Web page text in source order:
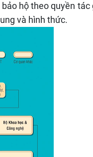
hộ theo quyền tác
và hình thức.